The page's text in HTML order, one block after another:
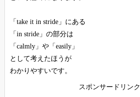
「take it in stride」にある
「in stride」の部分は
「calmly」や「easily」
として考えたほうが
わかりやすいです。
スポンサードリンク